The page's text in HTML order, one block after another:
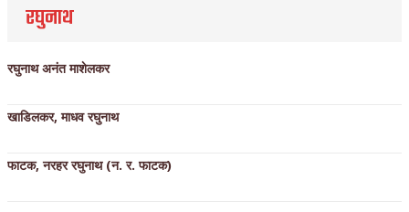
रघुनाथ
रघुनाथ अनंत माशेलकर
खाडिलकर, माधव रघुनाथ
फाटक, नरहर रघुनाथ (न. र. फाटक)